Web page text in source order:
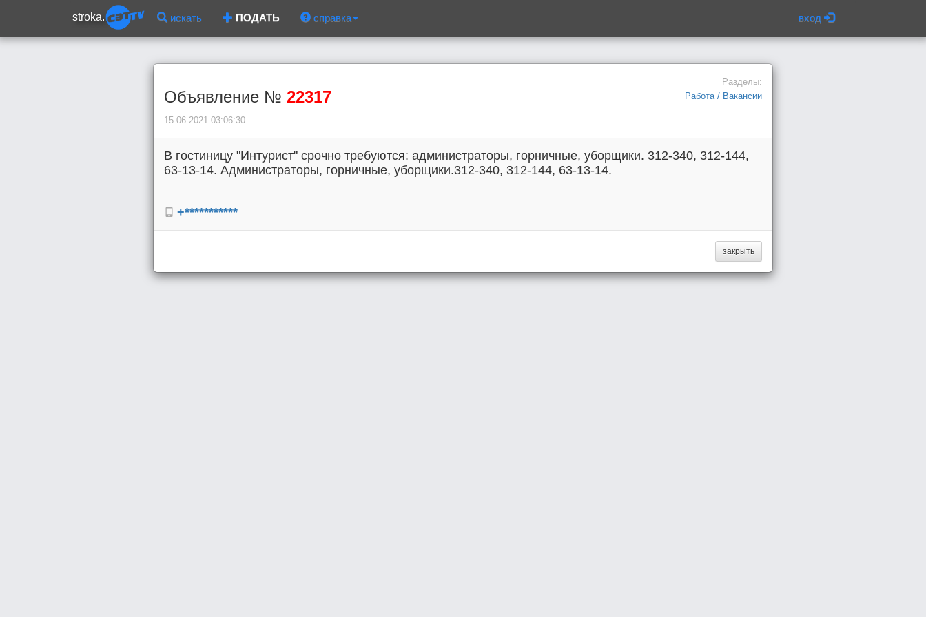
stroka. искать ПОДАТЬ справка вход
Объявление № 22317
15-06-2021 03:06:30
Разделы:
Работа / Вакансии
В гостиницу "Интурист" срочно требуются: администраторы, горничные, уборщики. 312-340, 312-144,
63-13-14. Администраторы, горничные, уборщики.312-340, 312-144, 63-13-14.
+***********
закрыть